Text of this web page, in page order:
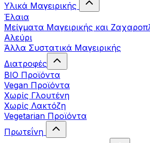
Υλικά Μαγειρικής
Έλαια
Μείγματα Μαγειρικής και
Αλεύρι
Άλλα Συστατικά Μαγειρικής
Διατροφές
BIO Προϊόντα
Vegan Προϊόντα
Χωρίς Γλουτένη
Χωρίς Λακτόζη
Vegetarian Προϊόντα
Πρωτεΐνη